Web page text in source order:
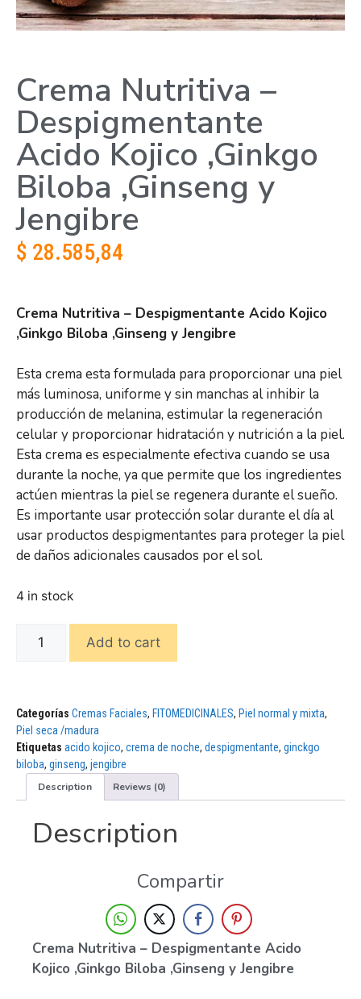
Crema Nutritiva –
Despigmentante
Acido Kojico ,Ginkgo
Biloba ,Ginseng y
Jengibre
$ 28.585,84
Crema Nutritiva – Despigmentante Acido Kojico
,Ginkgo Biloba ,Ginseng y Jengibre
Esta crema esta formulada para proporcionar una piel
más luminosa, uniforme y sin manchas al inhibir la
producción de melanina, estimular la regeneración
celular y proporcionar hidratación y nutrición a la piel.
Esta crema es especialmente efectiva cuando se usa
durante la noche, ya que permite que los ingredientes
actúen mientras la piel se regenera durante el sueño.
Es importante usar protección solar durante el día al
usar productos despigmentantes para proteger la piel
de daños adicionales causados por el sol.
4 in stock
Add to cart
Categorías Cremas Faciales, FITOMEDICINALES, Piel normal y mixta,
Piel seca /madura
Etiquetas acido kojico, crema de noche, despigmentante, ginckgo
biloba, ginseng, jengibre
Description
Reviews (0)
Description
Compartir
Crema Nutritiva – Despigmentante Acido
Kojico ,Ginkgo Biloba ,Ginseng y Jengibre